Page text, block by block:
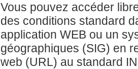
Vous pouvez accéder
des conditions standard
application WEB ou un
géographiques (SIG) en
web (URL) au standard